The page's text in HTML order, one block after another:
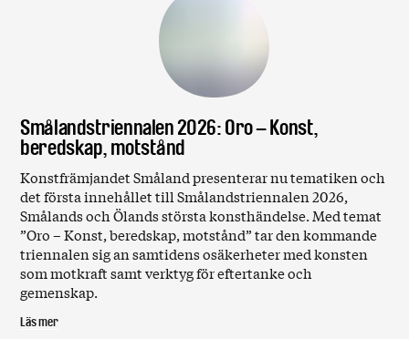
Smålandstriennalen 2026: Oro – Konst,
beredskap, motstånd
Konstfrämjandet Småland presenterar nu tematiken och
det första innehållet till Smålandstriennalen 2026,
Smålands och Ölands största konsthändelse. Med temat
”Oro – Konst, beredskap, motstånd” tar den kommande
triennalen sig an samtidens osäkerheter med konsten
som motkraft samt verktyg för eftertanke och
gemenskap.
Läs mer